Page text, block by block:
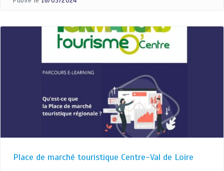
Place de marché touristique Centre-Val de Loire